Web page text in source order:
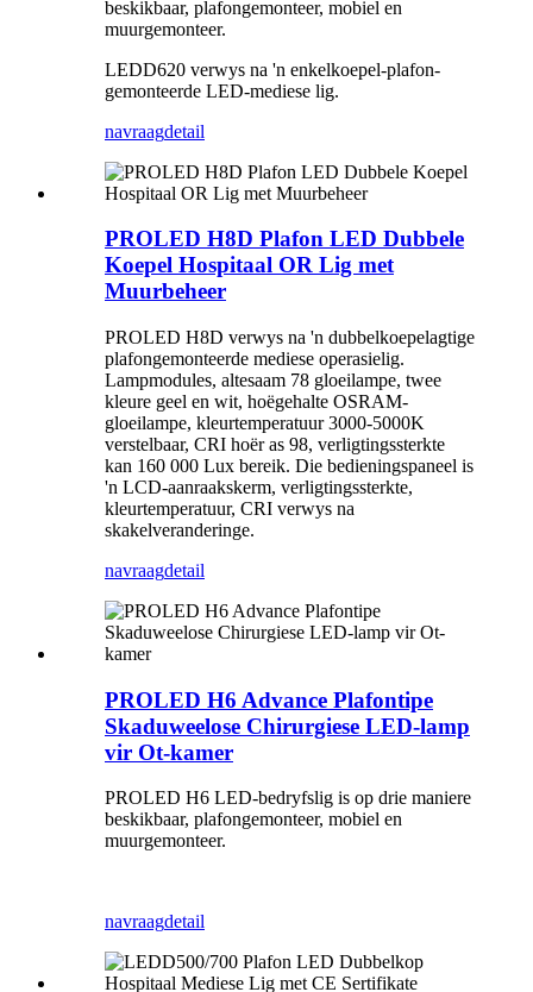
beskikbaar, plafongemonteer, mobiel en
muurgemonteer.
LEDD620 verwys na 'n enkelkoepel-plafon-
gemonteerde LED-mediese lig.
navraagdetail
PROLED H8D Plafon LED Dubbele
Koepel Hospitaal OR Lig met
Muurbeheer
PROLED H8D verwys na 'n dubbelkoepelagtige
plafongemonteerde mediese operasielig.
Lampmodules, altesaam 78 gloeilampe, twee
kleure geel en wit, hoëgehalte OSRAM-
gloeilampe, kleurtemperatuur 3000-5000K
verstelbaar, CRI hoër as 98, verligtingssterkte
kan 160 000 Lux bereik. Die bedieningspaneel is
'n LCD-aanraakskerm, verligtingssterkte,
kleurtemperatuur, CRI verwys na
skakelveranderinge.
navraagdetail
PROLED H6 Advance Plafontipe
Skaduweelose Chirurgiese LED-lamp
vir Ot-kamer
PROLED H6 LED-bedryfslig is op drie maniere
beskikbaar, plafongemonteer, mobiel en
muurgemonteer.
navraagdetail